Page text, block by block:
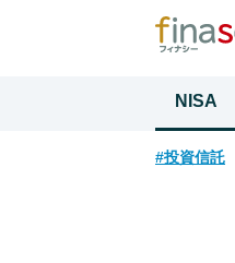
NISA
#投資信託